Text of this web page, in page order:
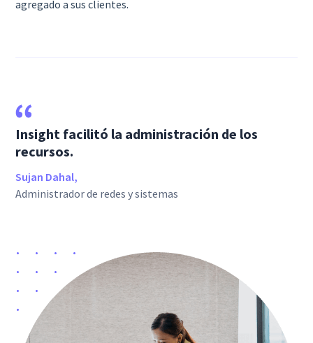
agregado a sus clientes.
Insight facilitó la administración de los
recursos.
Sujan Dahal,
Administrador de redes y sistemas